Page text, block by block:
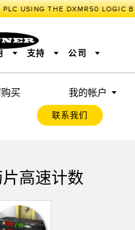
USING THE DXMR50 LOGIC
买 我的帐户
联系我们
照明和指示
BARCODE & VISION
软件 技术
智能传感器
拾取指示灯
支持 公司
高速计数